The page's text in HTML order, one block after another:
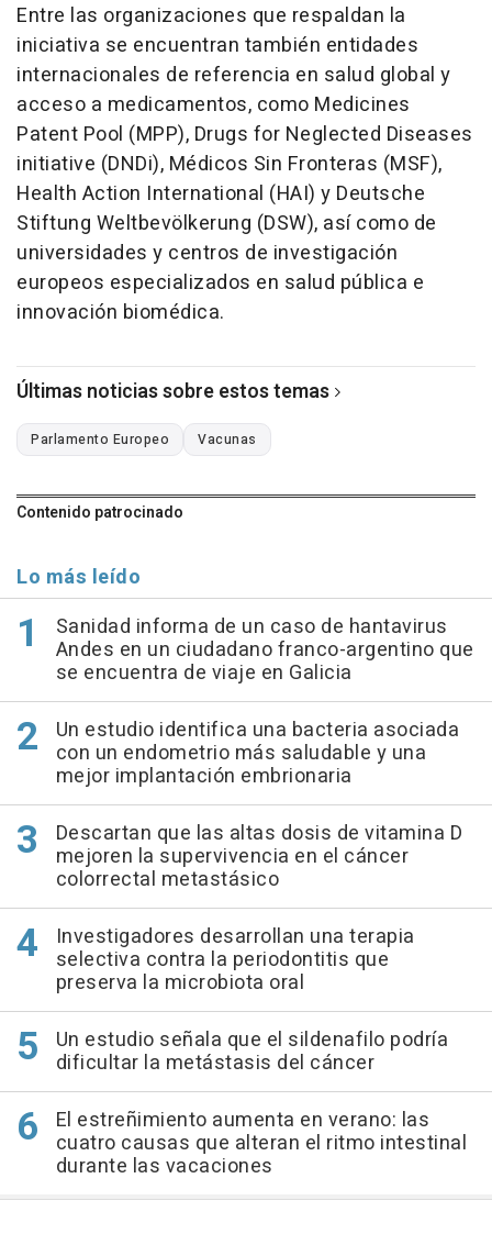
Entre las organizaciones que respaldan la
iniciativa se encuentran también entidades
internacionales de referencia en salud global y
acceso a medicamentos, como Medicines
Patent Pool (MPP), Drugs for Neglected Diseases
initiative (DNDi), Médicos Sin Fronteras (MSF),
Health Action International (HAI) y Deutsche
Stiftung Weltbevölkerung (DSW), así como de
universidades y centros de investigación
europeos especializados en salud pública e
innovación biomédica.
Últimas noticias sobre estos temas
Parlamento Europeo Vacunas
Contenido patrocinado
Lo más leído
Sanidad informa de un caso de hantavirus
Andes en un ciudadano franco-argentino que
se encuentra de viaje en Galicia
Un estudio identifica una bacteria asociada
con un endometrio más saludable y una
mejor implantación embrionaria
Descartan que las altas dosis de vitamina D
mejoren la supervivencia en el cáncer
colorrectal metastásico
Investigadores desarrollan una terapia
selectiva contra la periodontitis que
preserva la microbiota oral
Un estudio señala que el sildenafilo podría
dificultar la metástasis del cáncer
El estreñimiento aumenta en verano: las
cuatro causas que alteran el ritmo intestinal
durante las vacaciones